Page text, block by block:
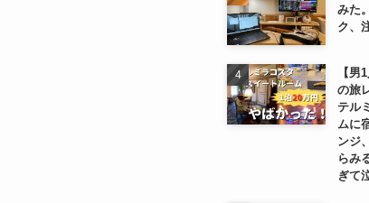
みた
ク、
【男
の旅
テル
ムに
ンジ
らみ
ぎて